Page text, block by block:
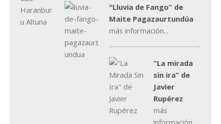
"Lluvia de Fango” de
Maite Pagazaurtundúa
más información...
“La mirada
sin ira” de
Javier
Rupérez
más